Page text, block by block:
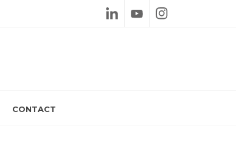
CONTACT